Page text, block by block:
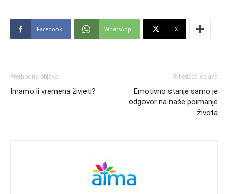
Facebook WhatsApp X
Prethodna objava
Imamo li vremena živjeti?
Slijedeća objava
Emotivno stanje samo je
odgovor na naše poimanje
života